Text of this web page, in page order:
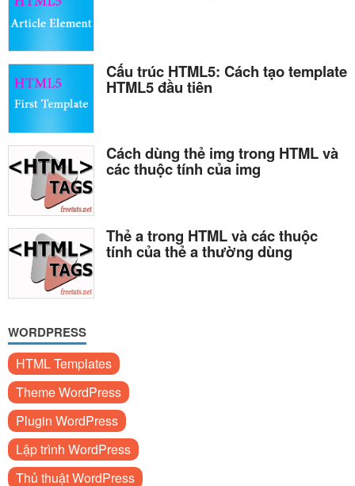
Cấu trúc HTML5: Cách tạo template
HTML5 đầu tiên
Cách dùng thẻ img trong HTML và
các thuộc tính của img
Thẻ a trong HTML và các thuộc
tính của thẻ a thường dùng
WORDPRESS
HTML Templates
Theme WordPress
Plugin WordPress
Lập trình WordPress
Thủ thuật WordPress